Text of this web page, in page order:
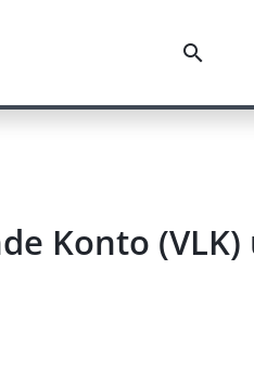
Konto (VLK)